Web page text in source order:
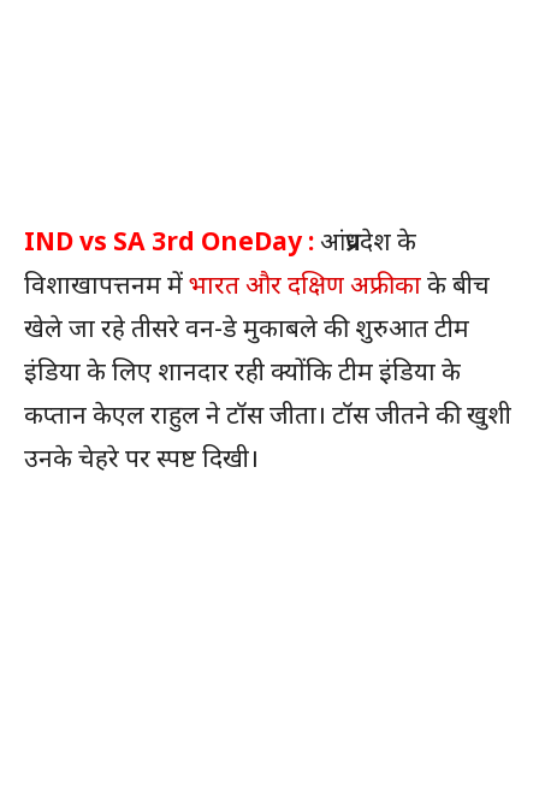
IND vs SA 3rd OneDay : आंध्रप्रदेश के
विशाखापत्तनम मेंभारत और दक्षिण अफ्रीकाके बीच
खेले जा रहे तीसरे वन-डे मुकाबले की शुरुआत टीम
इंडिया के लिए शानदार रही क्योंकि टीम इंडिया के
कप्तान केएल राहुल ने टॉस जीता। टॉस जीतने की खुशी
उनके चेहरे पर स्पष्ट दिखी।